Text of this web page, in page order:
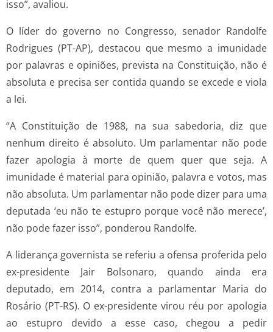
isso”, avaliou.
O líder do governo no Congresso, senador Randolfe
Rodrigues (PT-AP), destacou que mesmo a imunidade
por palavras e opiniões, prevista na Constituição, não é
absoluta e precisa ser contida quando se excede e viola
a lei.
“A Constituição de 1988, na sua sabedoria, diz que
nenhum direito é absoluto. Um parlamentar não pode
fazer apologia à morte de quem quer que seja. A
imunidade é material para opinião, palavra e votos, mas
não absoluta. Um parlamentar não pode dizer para uma
deputada ‘eu não te estupro porque você não merece’,
não pode fazer isso”, ponderou Randolfe.
A liderança governista se referiu a ofensa proferida pelo
ex-presidente Jair Bolsonaro, quando ainda era
deputado, em 2014, contra a parlamentar Maria do
Rosário (PT-RS). O ex-presidente virou réu por apologia
ao estupro devido a esse caso, chegou a pedir